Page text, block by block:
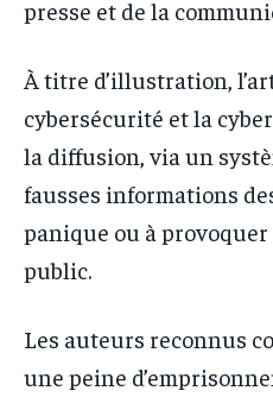
presse et de la
À titre d’illustration,
cybersécurité et la
la diffusion, via un
fausses informations
panique ou à provoquer
public.
Les auteurs reconnus
une peine